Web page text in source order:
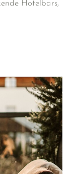
Hotelbars,
und
schönsten 4-
Vinschgau.
Gefühl von la